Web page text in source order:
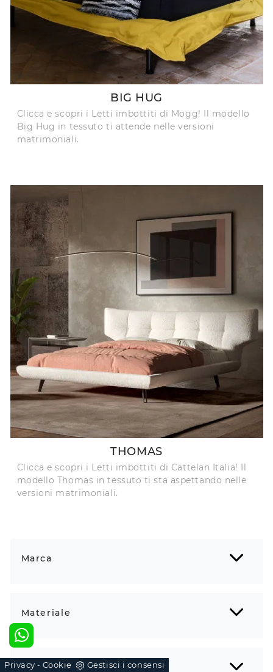
Marca
Materiale
Misura
BIG HUG
Clicca e scopri i Letti imbottiti di Mogg! Il modello
Big Hug in tessuto ti attende nelle versioni
matrimoniali.
THOMAS
Clicca e scopri i Letti imbottiti di Cattelan Italia! Il
modello Thomas in tessuto ti sta aspettando nelle
versioni matrimoniali.
Privacy - Cookie Gestisci i consensi